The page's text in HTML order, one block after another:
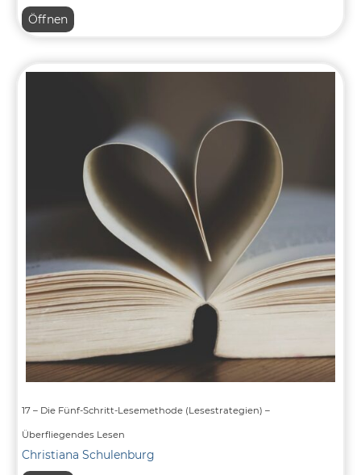
Öffnen16
–
Fünf-
(Lesestrategien)
17 – Die Fünf-Schritt-Lesemethode (Lesestrategien) –
Überfliegendes Lesen
Christiana Schulenburg